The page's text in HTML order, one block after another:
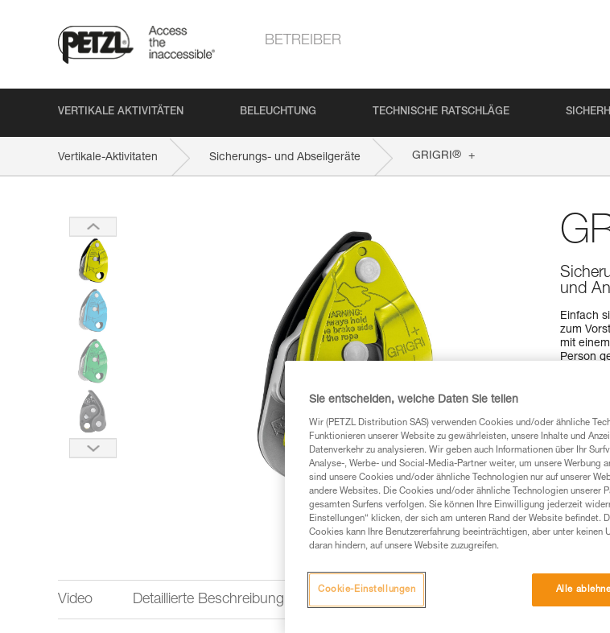
BETREIBER
VERTIKALE AKTIVITÄTEN BELEUCHTUNG TECHNISCHE RATSCHLÄGE
Vertikale-Aktivitaten Sicherungs- und Abseilgeräte GRIGRI® +
und
Einfach
zum
mit
Person
Modus
Einen
Video Detaillierte Beschreibung
Sie entscheiden, welche Daten Sie teilen
Wir (PETZL Distribution SAS) verwenden Cookies und/oder ähnliche
Funktionieren unserer Website zu gewährleisten, unsere Inhalte und
Datenverkehr zu analysieren. Wir geben auch Informationen über Ihr
Analyse-, Werbe- und Social-Media-Partner weiter, um unsere Werbung
sind unsere Cookies und/oder ähnliche Technologien nur auf unserer
andere Websites. Die Cookies und/oder ähnliche Technologien unserer
gesamten Surfens verfolgen. Sie können Ihre Einwilligung jederzeit
Einstellungen“ klicken, der sich am unteren Rand der Website befindet.
Cookies kann Ihre Benutzererfahrung beeinträchtigen, aber unter keinen
daran hindern, auf unsere Website zuzugreifen.
Alle
Cookie-Einstellungen